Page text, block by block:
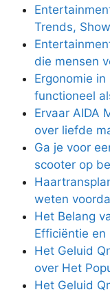
Trends,
die mensen
Ergonomie
functioneel
Ervaar AIDA
over liefde
Ga je voor
scooter op
weten
Het Belang
Efficiëntie
Het Geluid
over Het
Het Geluid